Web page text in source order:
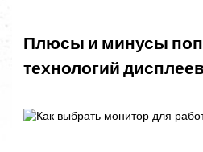
Плюсы и минусы
технологий дисплеев